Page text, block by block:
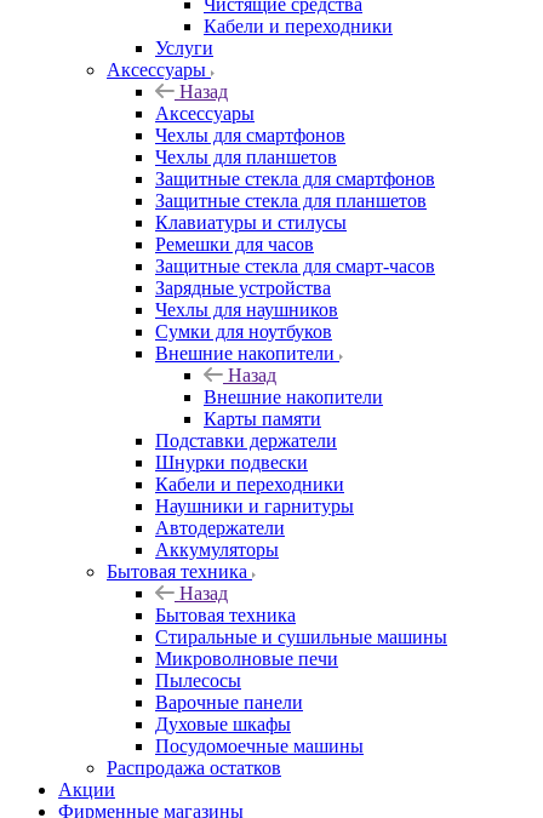
Чистящие средства
Кабели и переходники
Услуги
Аксессуары
Назад
Аксессуары
Чехлы для смартфонов
Чехлы для планшетов
Защитные стекла для смартфонов
Защитные стекла для планшетов
Клавиатуры и стилусы
Ремешки для часов
Защитные стекла для смарт-часов
Зарядные устройства
Чехлы для наушников
Сумки для ноутбуков
Внешние накопители
Назад
Внешние накопители
Карты памяти
Подставки держатели
Шнурки подвески
Кабели и переходники
Наушники и гарнитуры
Автодержатели
Аккумуляторы
Бытовая техника
Назад
Бытовая техника
Стиральные и сушильные машины
Микроволновые печи
Пылесосы
Варочные панели
Духовые шкафы
Посудомоечные машины
Распродажа остатков
Акции
Фирменные магазины